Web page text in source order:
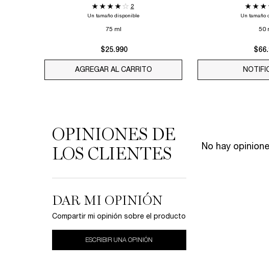
2
Un tamaño disponible
75 ml
$25.990
AGREGAR AL CARRITO
Un tamaño
50
OPINIONES DE
LOS CLIENTES
DAR MI OPINIÓN
Compartir mi opinión sobre el producto
ESCRIBIR UNA OPINIÓN
No hay